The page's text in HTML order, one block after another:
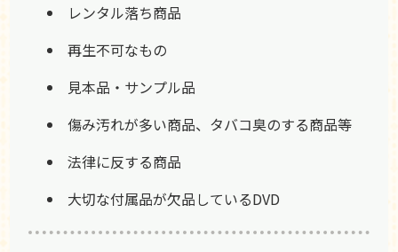
レンタル落ち商品
再生不可なもの
見本品・サンプル品
傷み汚れが多い商品、タバコ臭のする商品等
法律に反する商品
大切な付属品が欠品しているDVD